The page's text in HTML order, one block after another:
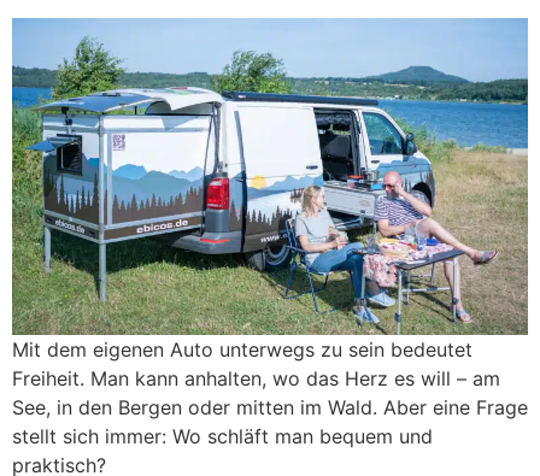
Mit dem eigenen Auto unterwegs zu sein bedeutet
Freiheit. Man kann anhalten, wo das Herz es will – am
See, in den Bergen oder mitten im Wald. Aber eine Frage
stellt sich immer: Wo schläft man bequem und
praktisch?